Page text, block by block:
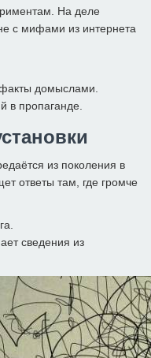
На деле
с мифами из интернета
домыслами.
в пропаганде.
из поколения в
ответы там, где громче
сведения из